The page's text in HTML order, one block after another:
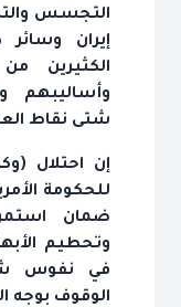
التجسس
إيران
الكثيرين
وأساليبهم
شتى نقاط
إن احتلال
للحكومة
ضمان
وتحطيم
في نفوس
الوقوف بوجه